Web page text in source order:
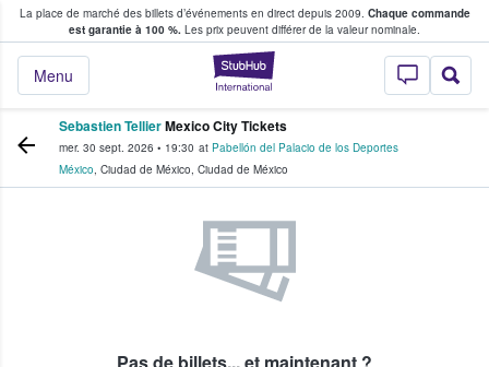
La place de marché des billets d’événements en direct depuis 2009. Chaque commande
est garantie à 100 %. Les prix peuvent différer de la valeur nominale.
StubHub - Où
Menu
fans achètent et vendent des billets
Sebastien TellierMexico City Tickets
mer. 30 sept. 2026 • 19:30 at Pabellón del Palacio de los Deportes
México, Ciudad de México, Ciudad de México